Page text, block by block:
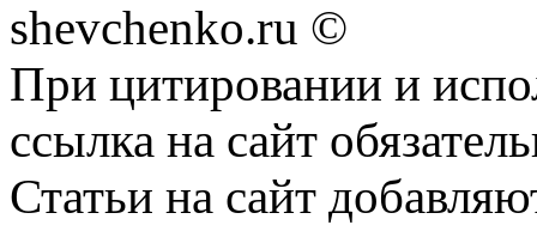
shevchenko.ru ©
При цитировании и
ссылка на сайт
Статьи на сайт